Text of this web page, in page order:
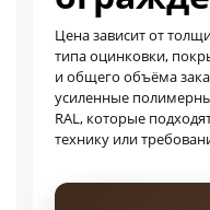
Цена зависит от
типа оцинковки,
и общего объёма
усиленные
RAL, которые
технику или